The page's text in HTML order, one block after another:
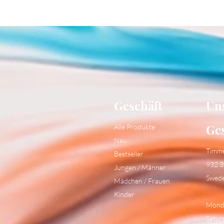
Geschäft
Alle Produkte
Neu
Bestseller
Jungen / Männer
Mädchen / Frauen
Kinder
932